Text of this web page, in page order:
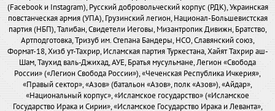
(Facebook и Instagram), Русский добровольческий корпус (РДК), Украинская
повстанческая армия (УПА), Грузинский легион, Национал-Большевистская
партия (НБП), Талибан, Свидетели Иеговы, Мизантропик Дивижн, Братство,
Артподготовка, Тризуб им. Степана Бандеры, НСО, Славянский союз,
Формат-18, Хизб ут-Тахрир, Исламская партия Туркестана, Хайят Тахрир аш-
Шам, Таухид валь-Джихад, АУЕ, Братья мусульмане, Легион «Свобода
России» («Легион Свобода России»), «Чеченская Республика Ичкерия»,
«Правый сектор», «Азов» (батальон «Азов», полк «Азов»), «Айдар»,
«Национальный корпус», «Исламское государство» («Исламское
Государство Ирака и Сирии», «Исламское Государство Ирака и Леванта»,